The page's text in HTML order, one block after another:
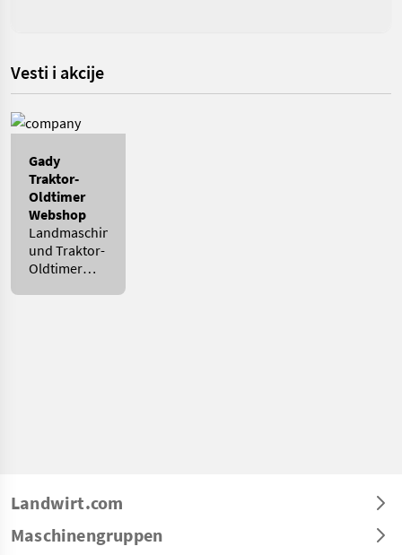
Vesti i akcije
Gady
Traktor-
Oldtimer
Webshop
Landmaschinen-
und Traktor-
Oldtimer
Landwirt.com
Maschinengruppen